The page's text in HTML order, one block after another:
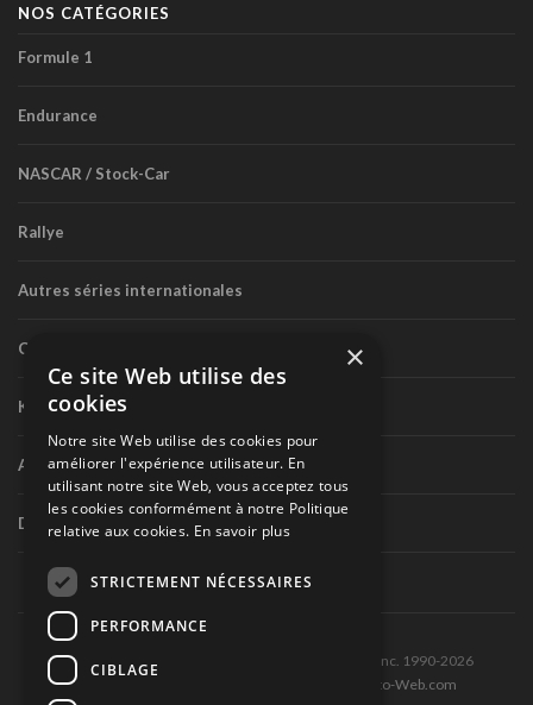
NOS CATÉGORIES
Formule 1
Endurance
NASCAR / Stock-Car
Rallye
Autres séries internationales
Circuit routier canadien
Karting
Autres séries nationales
Divers
Tous droits réservés © Les Éditions Pole-Position inc. 1990-2026
Ce site est produit et hébergé par Montréal-Photo-Web.com
×
Ce site Web utilise des
cookies
Notre site Web utilise des cookies pour
améliorer l'expérience utilisateur. En
utilisant notre site Web, vous acceptez tous
les cookies conformément à notre Politique
relative aux cookies. En savoir plus
STRICTEMENT NÉCESSAIRES
PERFORMANCE
CIBLAGE